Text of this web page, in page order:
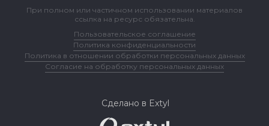
При полном или частичном использовании материалов
ссылка на ресурс обязательна.
Пользовательское соглашение
Политика конфиденциальности
Политика в отношении обработки персональных данных
Согласие на обработку персональных данных
Сделано в Extyl